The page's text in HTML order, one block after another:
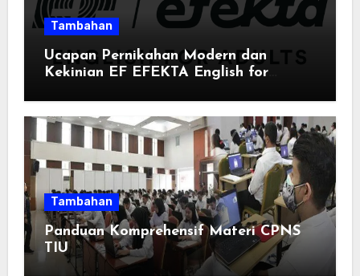
Tambahan
Ucapan Pernikahan Modern dan
Kekinian EF EFEKTA English for
Momen Spesial Semakin Berarti
Tambahan
Panduan Komprehensif Materi CPNS
TIU